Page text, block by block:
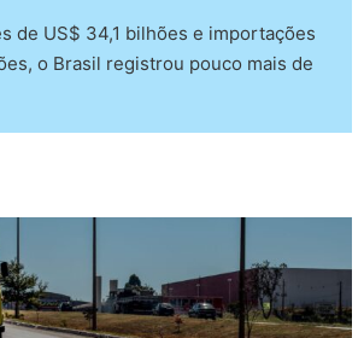
de US$ 34,1 bilhões e importações
o Brasil registrou pouco mais de